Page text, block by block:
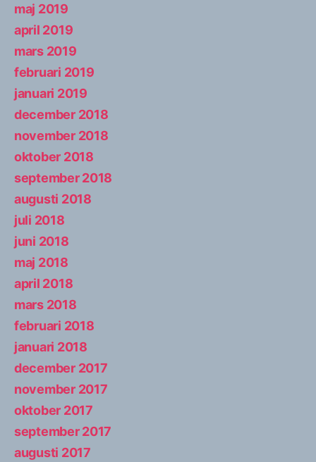
maj 2019
april 2019
mars 2019
februari 2019
januari 2019
december 2018
november 2018
oktober 2018
september 2018
augusti 2018
juli 2018
juni 2018
maj 2018
april 2018
mars 2018
februari 2018
januari 2018
december 2017
november 2017
oktober 2017
september 2017
augusti 2017